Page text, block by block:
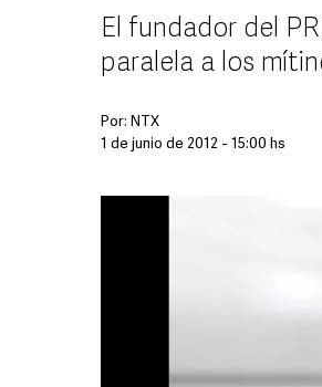
El fundador del
paralela a los
Por: NTX
1 de junio de 2012 - 15:00 hs